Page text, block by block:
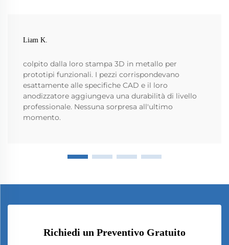
Liam K.
colpito dalla loro stampa 3D in metallo per
prototipi funzionali. I pezzi corrispondevano
esattamente alle specifiche CAD e il loro
anodizzatore aggiungeva una durabilità di livello
professionale. Nessuna sorpresa all'ultimo
momento.
Richiedi un Preventivo Gratuito